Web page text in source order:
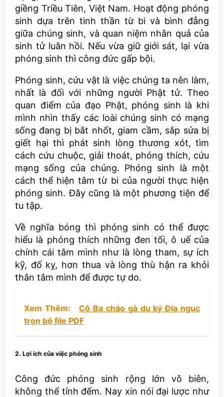
giềng Triều Tiên, Việt Nam. Hoạt động phóng
sinh dựa trên tinh thần từ bi và bình đẳng
giữa chúng sinh, và quan niệm nhân quả của
sinh tử luân hồi. Nếu vừa giữ giới sát, lại vừa
phóng sinh thì công đức gấp bội.
Phóng sinh, cứu vật là việc chúng ta nên làm,
nhất là đối với những người Phật tử. Theo
quan điểm của đạo Phật, phóng sinh là khi
mình nhìn thấy các loài chúng sinh có mạng
sống đang bị bắt nhốt, giam cầm, sắp sửa bị
giết hại thì phát sinh lòng thương xót, tìm
cách cứu chuộc, giải thoát, phóng thích, cứu
mạng sống của chúng. Phóng sinh là một
cách thể hiện tâm từ bi của người thực hiện
phóng sinh. Đây cũng là một phương tiện để
tu tập.
Về nghĩa bóng thì phóng sinh có thể được
hiểu là phóng thích những đen tối, ô uế của
chính cái tâm mình như là lòng tham, sự ích
kỹ, đố kỵ, hơn thua và lòng thù hận ra khỏi
thân tâm mình để được tự do.
Xem Thêm:
Cô Ba cháo gà du ký Địa ngục
trọn bộ file PDF
2. Lợi ích của việc phóng sinh
Công đức phóng sinh rộng lớn vô biên,
không thể tính đếm. Nay xin nói đại lược như